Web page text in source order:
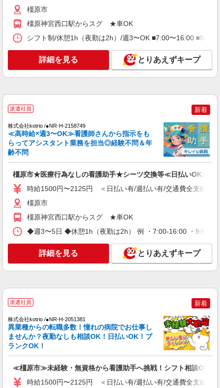
橿原市
キープ 詳細を見る
派遣社員 NEW
橿原市⇒サポート係の看護助手（未経験歓迎/
時給1500円〜2125円 ＜日払い有/週払い有/交
通費全支給(ガソリン代含む)＞
橿原市（橿原神宮前駅チカ）
詳細を見る
株式会社kotrio /●NR-H-2100682
NEW
通費全支給(ガソリン代含む)＞
橿原市
詳細を見る
派遣社員
株式会社kotrio /●NR-H-2160691
NEW
＜橿原市＞病院の看護助手＊医療行為はあり
ません！補助のみ！
時給1500円〜2125円 ＜日払い有/週払い有/交
通費全支給(ガソリン代含む)＞
詳細を見る
橿原市
橿原神宮西口駅からスグ ★車OK
シフト制/休憩1h（夜勤は2h）/週3〜OK ■7:00〜16:00
詳細を見る とりあえずキープ
派遣社員 新着
株式会社kotrio /●NR-H-2158749
≪高時給×週3〜OK≫看護師さんから指示をも
らってアシスタント業務を担当◎経験不問＆年
齢不問
橿原市★医療行為なしの看護助手★シーツ交換等≪日払いOK≫
時給1500円〜2125円 ＜日払い有/週払い有/交通費全支給(ガ
橿原市
橿原神宮西口駅からスグ ★車OK
◆週3〜5日 ◆休憩1h（夜勤は2h） 例 ・7:00-16:00 ・9:00-
詳細を見る とりあえずキープ
派遣社員 新着
株式会社kotrio /●NR-H-2051381
異業種からの転職多数！憧れの病院でお仕事し
ませんか？夜勤なしも相談OK！日払いOK！ブ
ランクOK！
≪橿原市≫未経験・無資格から看護助手へ挑戦！シフト相談OK♪
時給1500円〜2125円 ＜日払い有/週払い有/交通費全支給(ガ